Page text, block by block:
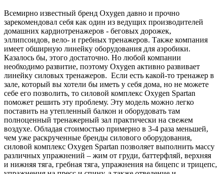
Всемирно известный бренд Oxygen давно и прочно
зарекомендовал себя как один из ведущих производителей
домашних кардиотренажеров - беговых дорожек,
эллипсоидов, вело- и гребных тренажеров. Также компания
имеет обширную линейку оборудования для аэробики.
Казалось бы, этого достаточно. Но любой компании
необходимо развитие, поэтому Oxygen активно развивает
линейку силовых тренажеров. Если есть какой-то тренажер в
зале, который вы хотели бы иметь у себя дома, но не можете
себе его позволить, то силовой комплекс Oxygen Spartan
поможет решить эту проблему. Эту модель можно легко
поставить на утепленный балкон и оборудовать там
полноценный тренажерный зал практически на свежем
воздухе. Обладая стоимостью примерно в 3-4 раза меньшей,
чем уже раскрученные бренды силового оборудования,
силовой комплекс Oxygen Spartan позволяет выполнить массу
различных упражнений – жим от груди, баттерфляй, верхняя
и нижняя тяга, гребная тяга, упражнения на бицепс и трицепс,